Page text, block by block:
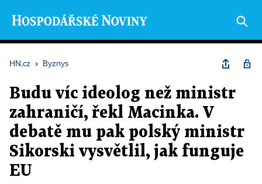
HN.cz › Byznys
Budu víc ideolog než ministr
zahraničí, řekl Macinka. V
debatě mu pak polský ministr
Sikorski vysvětlil, jak funguje
EU